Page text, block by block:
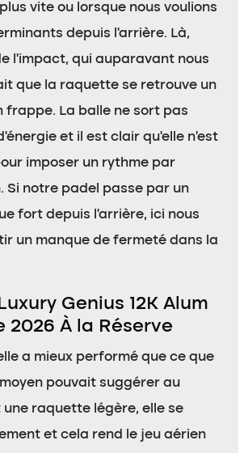
vite ou lorsque nous voulions
depuis l’arrière. Là,
l’impact, qui auparavant nous
que la raquette se retrouve un
frappe. La balle ne sort pas
et il est clair qu’elle n’est
imposer un rythme par
Si notre padel passe par un
fort depuis l’arrière, ici nous
un manque de fermeté dans la
Genius 12K Alum
2026 À la Réserve
a mieux performé que ce que
pouvait suggérer au
raquette légère, elle se
et cela rend le jeu aérien